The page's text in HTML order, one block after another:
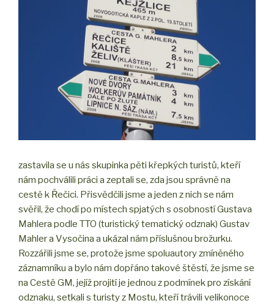
zastavila se u nás skupinka pěti křepkých turistů, kteří
nám pochválili práci a zeptali se, zda jsou správně na
cestě k Řečici. Přisvědčili jsme a jeden z nich se nám
svěřil, že chodí po místech spjatých s osobností Gustava
Mahlera podle TTO (turistický tematický odznak) Gustav
Mahler a Vysočina a ukázal nám příslušnou brožurku.
Rozzářili jsme se, protože jsme spoluautory zmíněného
záznamníku a bylo nám dopřáno takové štěstí, že jsme se
na Cestě GM, jejíž projití je jednou z podmínek pro získání
odznaku, setkali s turisty z Mostu, kteří trávili velikonoce